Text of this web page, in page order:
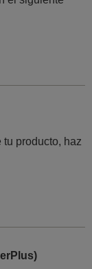
tu producto, haz